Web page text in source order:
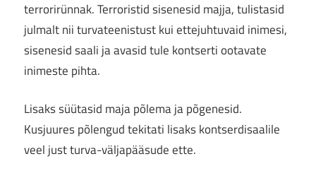
terrorirünnak. Terroristid sisenesid majja, tulistasid
julmalt nii turvateenistust kui ettejuhtuvaid inimesi,
sisenesid saali ja avasid tule kontserti ootavate
inimeste pihta.
Lisaks süütasid maja põlema ja põgenesid.
Kusjuures põlengud tekitati lisaks kontserdisaalile
veel just turva-väljapääsude ette.